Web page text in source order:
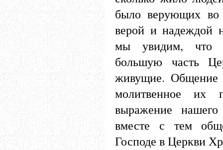
было верующих
верой и надеждой
мы увидим, что
большую часть
живущие. Общение
молитвенное их
выражение
вместе с тем
Господе в Церкви